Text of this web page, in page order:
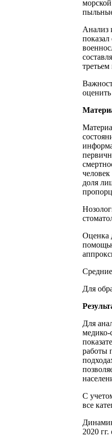
Анализ
доля
Оценка
Для
Для
медико-
работы
С
все
2020